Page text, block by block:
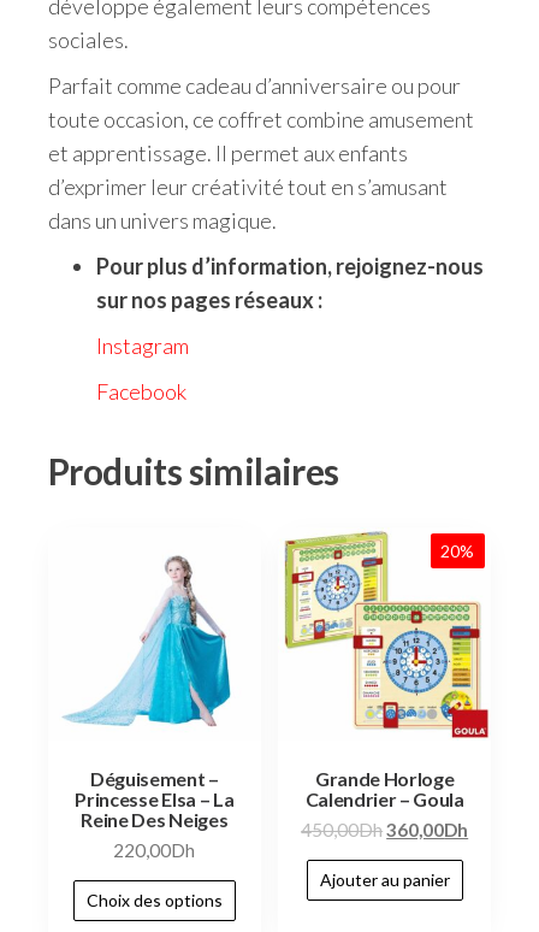
développe également leurs compétences
sociales.
Parfait comme cadeau d’anniversaire ou pour
toute occasion, ce coffret combine amusement
et apprentissage. Il permet aux enfants
d’exprimer leur créativité tout en s’amusant
dans un univers magique.
Pour plus d’information, rejoignez-nous
sur nos pages réseaux :
Instagram
Facebook
Produits similaires
Déguisement –
Princesse Elsa – La
Reine Des Neiges
220,00Dh
Choix des options
20%
Grande Horloge
Calendrier – Goula
450,00Dh360,00Dh
Ajouter au panier